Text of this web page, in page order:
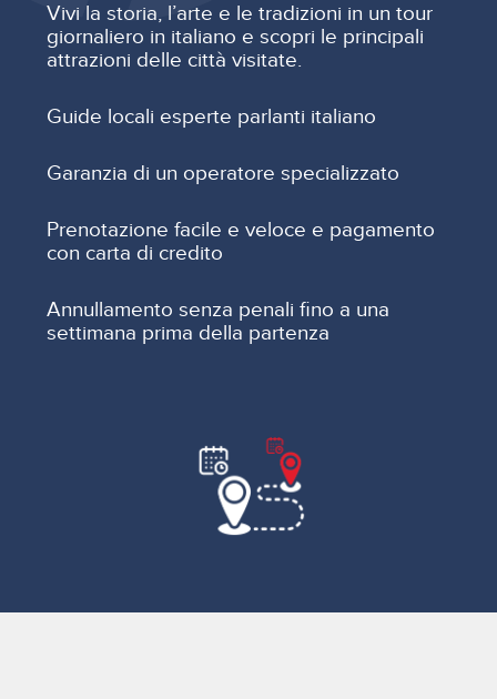
Vivi la storia, l’arte e le tradizioni in un tour
giornaliero in italiano e scopri le principali
attrazioni delle città visitate.
Guide locali esperte parlanti italiano
Garanzia di un operatore specializzato
Prenotazione facile e veloce e pagamento
con carta di credito
Annullamento senza penali fino a una
settimana prima della partenza